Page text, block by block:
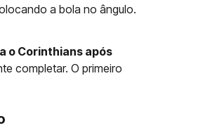
a bola no ângulo.
o Corinthians após
completar. O primeiro